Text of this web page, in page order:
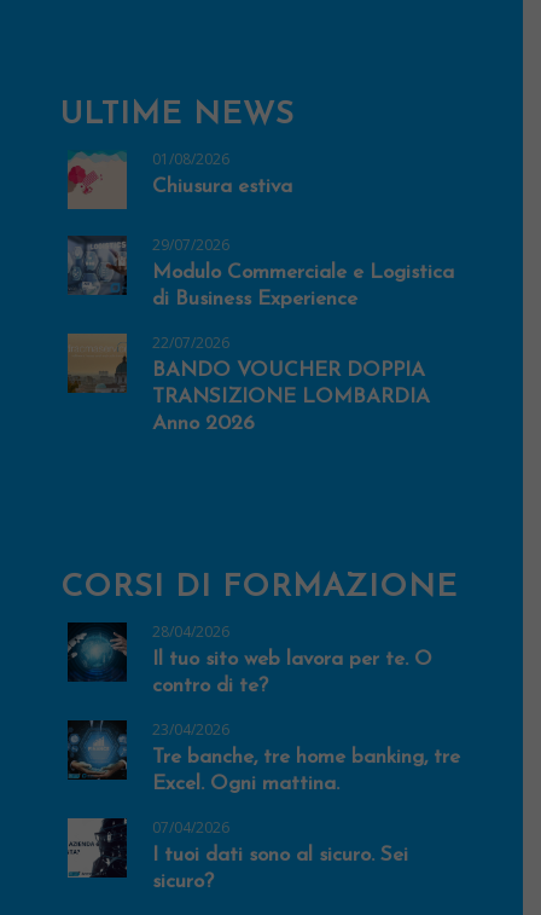
ULTIME NEWS
01/08/2026
Chiusura estiva
29/07/2026
Modulo Commerciale e Logistica
di Business Experience
22/07/2026
BANDO VOUCHER DOPPIA
TRANSIZIONE LOMBARDIA
Anno 2026
CORSI DI FORMAZIONE
28/04/2026
Il tuo sito web lavora per te. O
contro di te?
23/04/2026
Tre banche, tre home banking, tre
Excel. Ogni mattina.
07/04/2026
I tuoi dati sono al sicuro. Sei
sicuro?